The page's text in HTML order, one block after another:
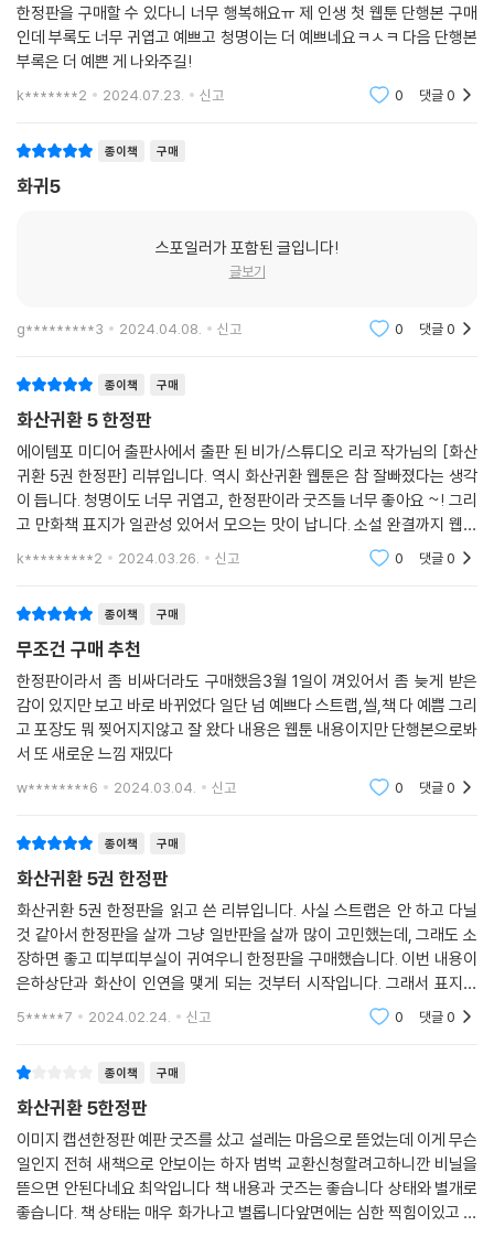
한정판을 구매할 수 있다니 너무 행복해요ㅠ 제 인생 첫 웹툰 단행본 구매
인데 부록도 너무 귀엽고 예쁘고 청명이는 더 예쁘네요ㅋㅅㅋ 다음 단행본
부록은 더 예쁜 게 나와주길!
k*******2 2024.07.23. 신고 0 댓글0
종이책 구매
화귀5
스포일러가 포함된 글입니다!
글보기
g*********3 2024.04.08. 신고 0 댓글0
종이책 구매
화산귀환 5 한정판
에이템포 미디어 출판사에서 출판 된 비가/스튜디오 리코 작가님의 [화산
귀환 5권 한정판] 리뷰입니다. 역시 화산귀환 웹툰은 참 잘빠졌다는 생각
이 듭니다. 청명이도 너무 귀엽고, 한정판이라 굿즈들 너무 좋아요 ~! 그리
고 만화책 표지가 일관성 있어서 모으는 맛이 납니다. 소설 완결까지 웹툰
도 쭈욱 엎어지지 않고 계속 나왔으면 좋겠어요. 정말 소장가치 백프로.
k*********2 2024.03.26. 신고 0 댓글0
종이책 구매
무조건 구매 추천
한정판이라서 좀 비싸더라도 구매했음3월 1일이 껴있어서 좀 늦게 받은
감이 있지만 보고 바로 바뀌었다 일단 넘 예쁘다 스트랩,씰,책 다 예쁨 그리
고 포장도 뭐 찢어지지않고 잘 왔다 내용은 웹툰 내용이지만 단행본으로봐
서 또 새로운 느낌 재밌다
w********6 2024.03.04. 신고 0 댓글0
종이책 구매
화산귀환 5권 한정판
화산귀환 5권 한정판을 읽고 쓴 리뷰입니다. 사실 스트랩은 안 하고 다닐
것 같아서 한정판을 살까 그냥 일반판을 살까 많이 고민했는데, 그래도 소
장하면 좋고 띠부띠부실이 귀여우니 한정판을 구매했습니다. 이번 내용이
은하상단과 화산이 인연을 맺게 되는 것부터 시작입니다. 그래서 표지도
은하상단과 청명이인 것 같아요. 그래고 백자배가 화산에 돌아오게 되는
5*****7 2024.02.24. 신고 0 댓글0
종이책 구매
화산귀환 5한정판
이미지 캡션한정판 예판 굿즈를 샀고 설레는 마음으로 뜯었는데 이게 무슨
일인지 전혀 새책으로 안보이는 하자 범벅 교환신청할려고하니깐 비닐을
뜯으면 안된다네요 최악입니다 책 내용과 굿즈는 좋습니다 상태와 별개로
좋습니다. 책 상태는 매우 화가나고 별롭니다앞면에는 심한 찍힘이있고 앞